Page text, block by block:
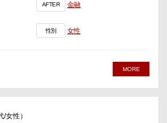
AFTER 金融
性別 女性
MORE
/女性）